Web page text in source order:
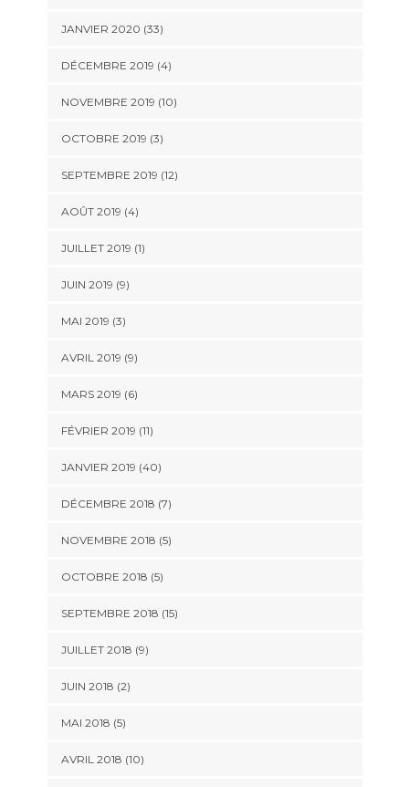
JANVIER 2020 (33)
DÉCEMBRE 2019 (4)
NOVEMBRE 2019 (10)
OCTOBRE 2019 (3)
SEPTEMBRE 2019 (12)
AOÛT 2019 (4)
JUILLET 2019 (1)
JUIN 2019 (9)
MAI 2019 (3)
AVRIL 2019 (9)
MARS 2019 (6)
FÉVRIER 2019 (11)
JANVIER 2019 (40)
DÉCEMBRE 2018 (7)
NOVEMBRE 2018 (5)
OCTOBRE 2018 (5)
SEPTEMBRE 2018 (15)
JUILLET 2018 (9)
JUIN 2018 (2)
MAI 2018 (5)
AVRIL 2018 (10)